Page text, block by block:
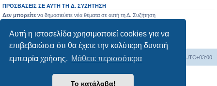
Αυτή η ιστοσελίδα χρησιμοποιεί cookies για να
επιβεβαιώσει ότι θα έχετε την καλύτερη δυνατή
εμπειρία χρήσης. Μάθετε περισσότερα
Το κατάλαβα!
ΠΡΟΣΒΆΣΕΙΣ ΣΕ ΑΥΤΉ ΤΗ Δ. ΣΥΖΉΤΗΣΗ
Δεν μπορείτε να δημοσιεύετε νέα θέματα σε αυτή τη Δ. Συζήτηση
Δεν μπορείτενα διαγράφετε τις δημοσιεύσεις σας σε αυτή τη Δ. Συζήτηση
Δεν μπορείτε
να επισυνάπτετε αρχεία σε αυτή τη Δ. Συζήτηση
Ευρετήριο Δ. Συζήτησης Όλοι οι χρόνοι είναι UTC+03:00
Δημιουργήθηκε απόphpBB® Forum Software © phpBB Limited